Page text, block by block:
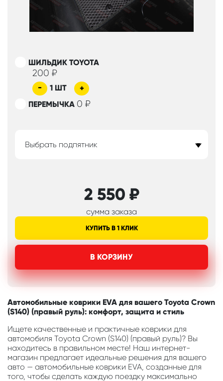
ШИЛЬДИК TOYOTA
200 ₽
- 1 ШТ
+
ПЕРЕМЫЧКА 0 ₽
Выбрать подпятник
2 550 ₽
сумма заказа
КУПИТЬ В 1 КЛИК
В КОРЗИНУ
Автомобильные коврики EVA для вашего Toyota Crown
(S140) (правый руль): комфорт, защита и стиль
Ищете качественные и практичные коврики для
автомобиля Toyota Crown (S140) (правый руль)? Вы
находитесь в правильном месте! Наш интернет-
магазин предлагает идеальные решения для вашего
авто — автомобильные коврики EVA, созданные для
того, чтобы сделать каждую поездку максимально